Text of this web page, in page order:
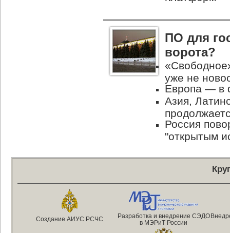
ПО для
ворота?
уже не
Европа — в
Азия,
Россия
"открытым
Создание АИУС РСЧС
Разработка и внедрение СЭДО
в МЭРиТ России